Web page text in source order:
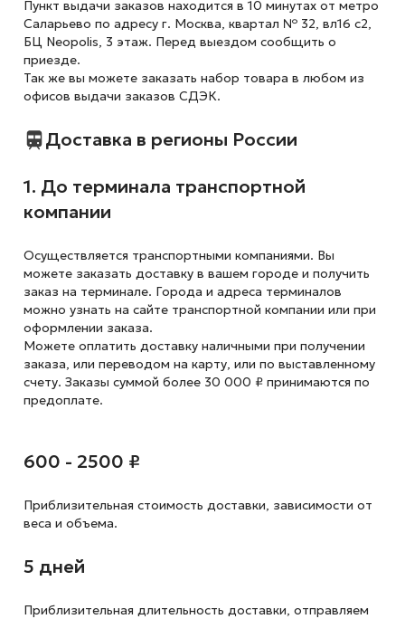
Пункт выдачи заказов находится в 10 минутах от метро
Саларьево по адресу г. Москва, квартал № 32, вл16 с2,
БЦ Neopolis, 3 этаж. Перед выездом сообщить о
приезде.
Так же вы можете заказать набор товара в любом из
офисов выдачи заказов СДЭК.
Доставка в регионы России
1. До терминала транспортной
компании
Осуществляется транспортными компаниями. Вы
можете заказать доставку в вашем городе и получить
заказ на терминале. Города и адреса терминалов
можно узнать на сайте транспортной компании или при
оформлении заказа.
Можете оплатить доставку наличными при получении
заказа, или переводом на карту, или по выставленному
счету. Заказы суммой более 30 000 ₽ принимаются по
предоплате.
600 - 2500 ₽
Приблизительная стоимость доставки, зависимости от
веса и объема.
5 дней
Приблизительная длительность доставки, отправляем